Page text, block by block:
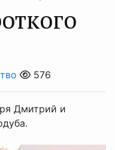
576
Дмитрий и